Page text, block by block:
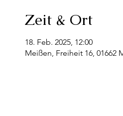
Zeit & Ort
18. Feb. 2025, 12:00
Meißen, Freiheit 16, 01662